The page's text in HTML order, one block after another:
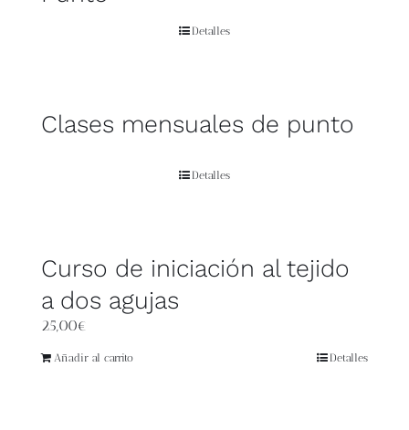
Blog
Newsletter
Detalles
Clases mensuales de punto
Detalles
Curso de iniciación al tejido
a dos agujas
25,00€
Añadir al carrito Detalles